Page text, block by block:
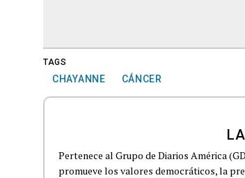
TAGS
CHAYANNE CÁNCER
Pertenece al Grupo de Diarios América
promueve los valores democráticos, la